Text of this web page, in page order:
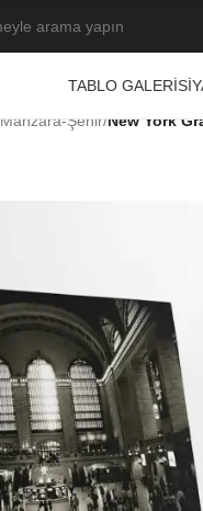
TABLO GALERISI
Manzara-Şehir/New York